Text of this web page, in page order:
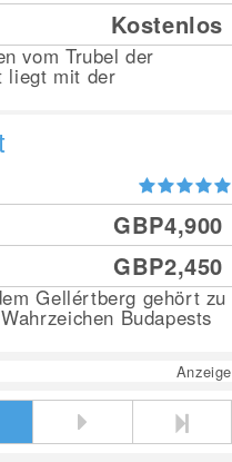
Kostenlos
vom Trubel der
liegt mit der
GBP4,900
GBP2,450
Gellértberg gehört zu
Budapests
Anzeige